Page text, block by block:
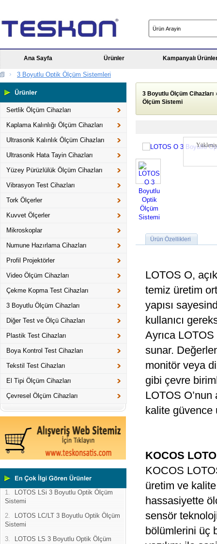
Ana Sayfa Ürünler Kampanyalı
3 Boyutlu Optik Ölçüm Sistemleri
Sertlik Ölçüm Cihazları
Kaplama Kalınlığı Ölçüm Cihazları
Ultrasonik Kalınlık Ölçüm Cihazları
Ultrasonik Hata Tayin Cihazları
Yüzey Pürüzlülük Ölçüm Cihazları
Vibrasyon Test Cihazları
Tork Ölçerler
Kuvvet Ölçerler
Mikroskoplar
Numune Hazırlama Cihazları
Profil Projektörler
Video Ölçüm Cihazları
Çekme Kopma Test Cihazları
3 Boyutlu Ölçüm Cihazları
Diğer Test ve Ölçü Cihazları
Plastik Test Cihazları
Boya Kontrol Test Cihazları
Tekstil Test Cihazları
El Tipi Ölçüm Cihazları
Çevresel Ölçüm Cihazları
1.
LOTOS LSi 3 Boyutlu Optik Ölçüm
Sistemi
2.
LOTOS LC/LT 3 Boyutlu Optik Ölçüm
Sistemi
3.
LOTOS LS 3 Boyutlu Optik Ölçüm
3 Boyutlu Ölçüm Cihazları
Ölçüm Sistemi
Ürün Özellikleri
LOTOS O,
temiz üretim
yapısı
kullanıcı
Ayrıca
sunar.
monitör veya
gibi çevre
LOTOS O’nun
kalite güvence
KOCOS
KOCOS
üretim ve
hassasiyette
sensör
bölümlerini üç